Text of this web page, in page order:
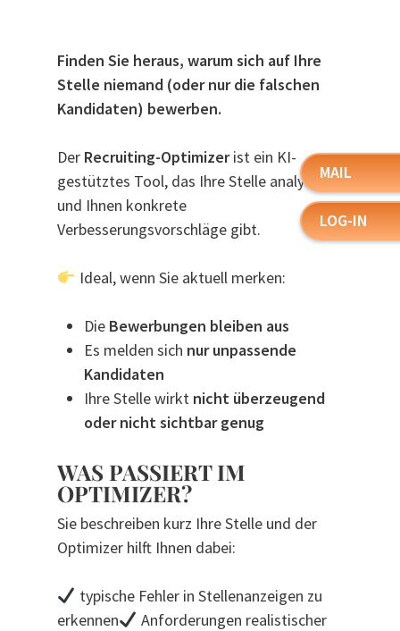
Finden Sie heraus, warum sich auf Ihre
Stelle niemand (oder nur die falschen
Kandidaten) bewerben.
Der Recruiting-Optimizerist ein KI-
gestütztes Tool, das Ihre Stelle analysiert
und Ihnen konkrete
Verbesserungsvorschläge gibt.
Ideal, wenn Sie aktuell merken:
Die Bewerbungen bleiben aus
Es melden sich nur unpassende
Kandidaten
Ihre Stelle wirkt nicht überzeugend
oder nicht sichtbar genug
WAS PASSIERT IM
OPTIMIZER?
Sie beschreiben kurz Ihre Stelle und der
Optimizer hilft Ihnen dabei:
typische Fehler in Stellenanzeigen zu
erkennen
Anforderungen realistischer
MAIL
LOG-IN